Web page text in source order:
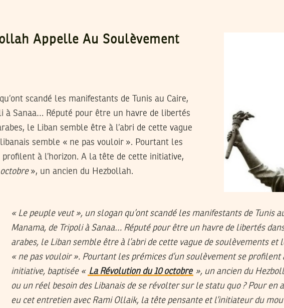
Appelle Au Soulèvement
scandé les manifestants de Tunis au Caire,
à Sanaa… Réputé pour être un havre de libertés
le Liban semble être à l’abri de cette vague
semble « ne pas vouloir ». Pourtant les
profilent à l’horizon. A la tête de cette initiative,
», un ancien du Hezbollah.
« Le peuple veut », un slogan qu’ont scandé les manifestants de Tunis
Manama, de Tripoli à Sanaa… Réputé pour être un havre de libertés
arabes, le Liban semble être à l’abri de cette vague de soulèvements
« ne pas vouloir ». Pourtant les prémices d’un soulèvement se profilent
initiative, baptisée « La Révolution du 10 octobre », un ancien du
ou un réel besoin des Libanais de se révolter sur le statu quo ? Pour
eu cet entretien avec Rami Ollaik, la tête pensante et l’initiateur du